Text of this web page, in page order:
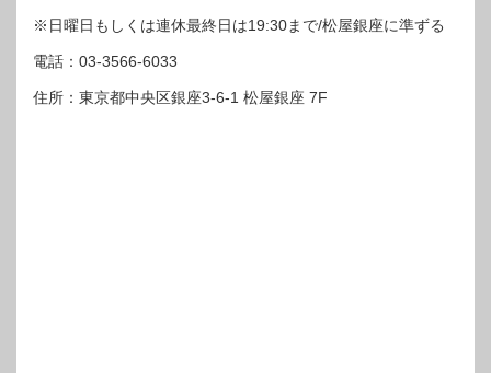
※日曜日もしくは連休最終日は19:30まで/松屋銀座に準ずる
電話：03-3566-6033
住所：東京都中央区銀座3-6-1 松屋銀座 7F